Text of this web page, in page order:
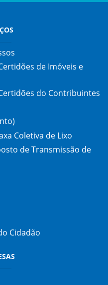
de Imóveis e
do Contribuintes
Coletiva de Lixo
de Transmissão de
Cidadão